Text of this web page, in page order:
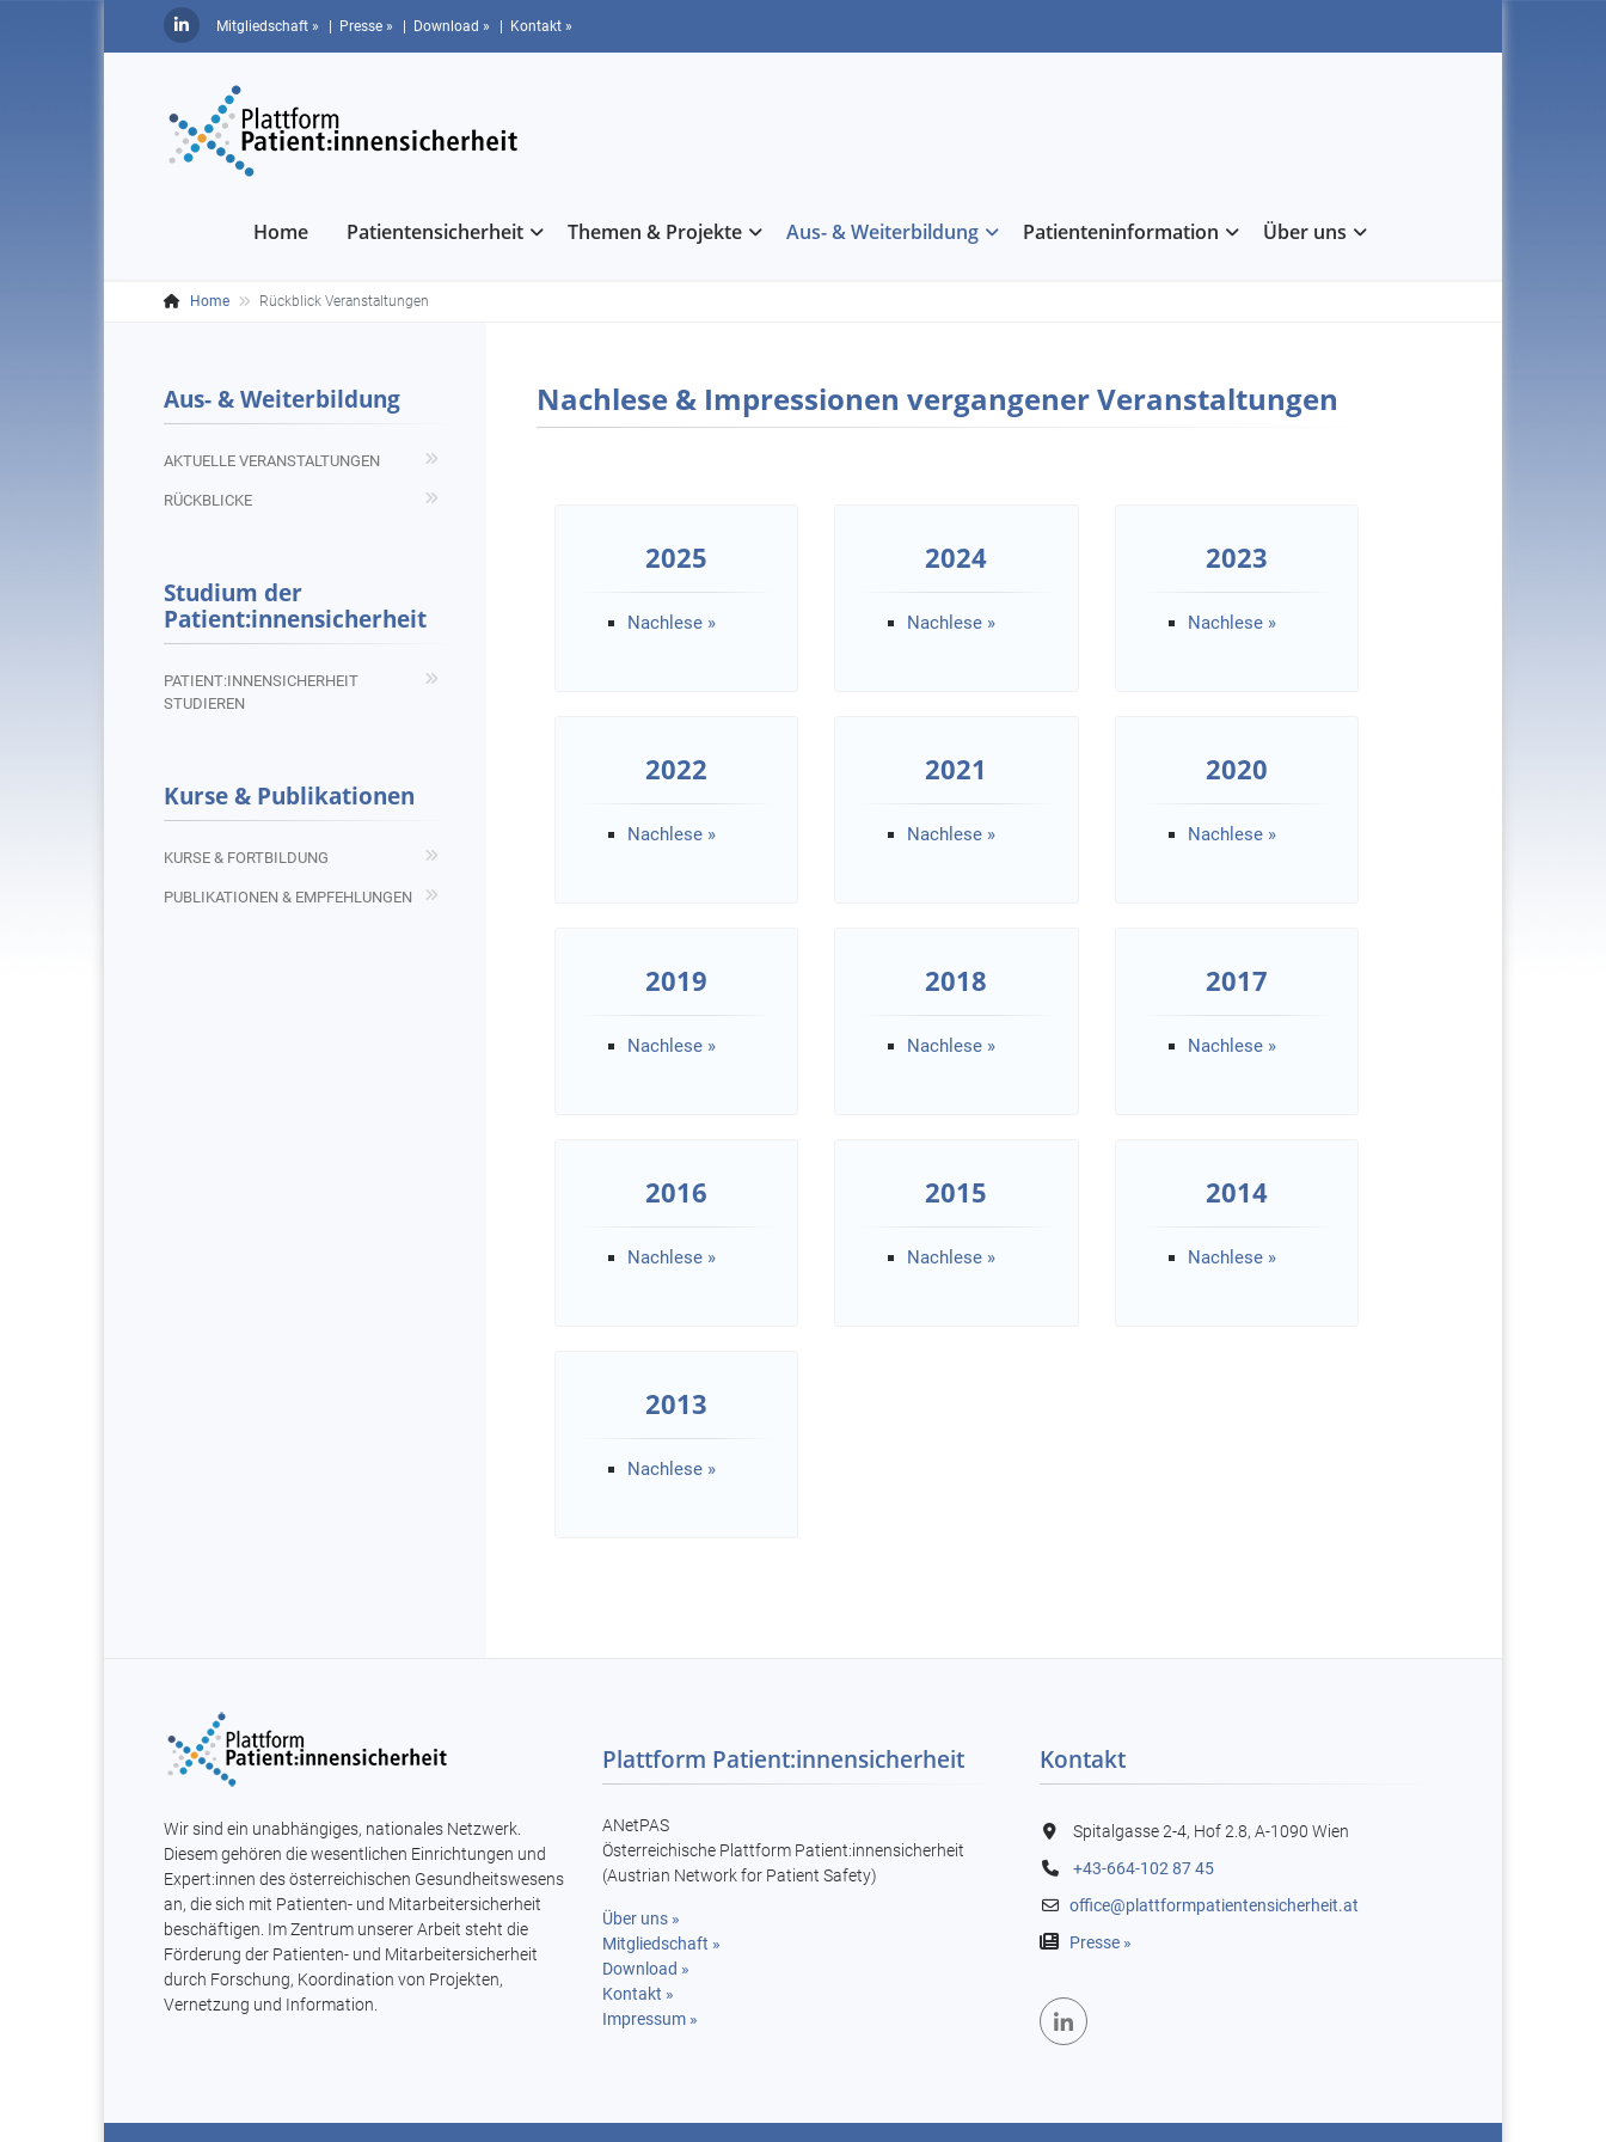
Mitgliedschaft » | Presse » | Download » | Kontakt »
Home Patientensicherheit Themen & Projekte Aus- & Weiterbildung Patienteninformation Über uns
Home Rückblick Veranstaltungen
Nachlese & Impressionen vergangener Veranstaltungen
2025
Nachlese »
2024
Nachlese »
2023
Nachlese »
2022
Nachlese »
2021
Nachlese »
2020
Nachlese »
2019
Nachlese »
2018
Nachlese »
2017
Nachlese »
2016
Nachlese »
2015
Nachlese »
2014
Nachlese »
2013
Nachlese »
Aus- & Weiterbildung
AKTUELLE VERANSTALTUNGEN
RÜCKBLICKE
Studium der
Patient:innensicherheit
PATIENT:INNENSICHERHEIT
STUDIEREN
Kurse & Publikationen
KURSE & FORTBILDUNG
PUBLIKATIONEN & EMPFEHLUNGEN
Wir sind ein unabhängiges, nationales Netzwerk.
Diesem gehören die wesentlichen Einrichtungen und
Expert:innen des österreichischen Gesundheitswesens
an, die sich mit Patienten- und Mitarbeitersicherheit
beschäftigen. Im Zentrum unserer Arbeit steht die
Förderung der Patienten- und Mitarbeitersicherheit
durch Forschung, Koordination von Projekten,
Vernetzung und Information.
Plattform Patient:innensicherheit
ANetPAS
Österreichische Plattform Patient:innensicherheit
(Austrian Network for Patient Safety)
Über uns »
Mitgliedschaft »
Download »
Kontakt »
Impressum »
Kontakt
Spitalgasse 2-4, Hof 2.8, A-1090 Wien
+43-664-102 87 45
office@plattformpatientensicherheit.at

Presse »